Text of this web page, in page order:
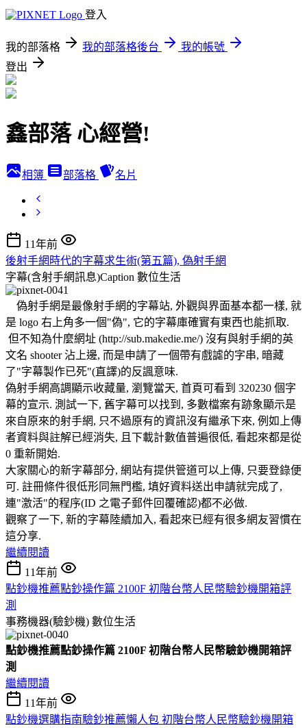
登入
我的部落格 我的部落格後台
我的帳號
登出
鑫部落 心經營!
相簿 部落格 名片
11年前
後射手網時代的字幕求生術(第五篇), 偽射手網
字幕(含射手網訊息)Caption 數位生活
偽射手網是最像射手網的字幕站, 外觀與界面基本都一樣, 就
是 logo 右上角多一個"偽", 它的字幕庫確實有東西也能抓取.
但不知為什麼網址 (http://sub.makedie.me/) 沒有與射手網的英
文名 shooter 沾上邊, 而是申請了一個帶有戲謔的字串, 暗藏
了"字幕製作已死"(直譯)的反諷意味.
偽射手網高調顯示收藏量, 瀏覽當天, 首頁可看到 320230 個字
幕的宣示. 測試一下, 舊字幕可以找到, 多數檔案有跡象顯示是
來自原來的射手網, 只不過原有的資訊沒有繼承下來, 例如上傳
者資料與註解已經消失, 且下載計數值普遍很低, 看起來都是從
0 重新開始.
大家關心的新字幕部分, 網站有提供管道可以上傳, 只要登錄便
可. 註冊條件很低形同無門檻, 填好資料送出申請就完成了,
連"激活"的程序(ID 之電子郵件回覆確認)都不必做.
觀察了一下, 新的字幕陸續加入, 看起來已經有很多網友習慣在
這分享.
繼續閱讀
11年前
點鈔機推薦點鈔操作篇 2100F 初階台幣人民幣驗鈔機開箱評
測
事務機器(驗鈔機) 數位生活
點鈔機推薦點鈔操作篇 2100F 初階台幣人民幣驗鈔機開箱評
測
繼續閱讀
11年前
點鈔機選購指南驗鈔推薦懶人包 初階台幣人民幣驗鈔機開箱